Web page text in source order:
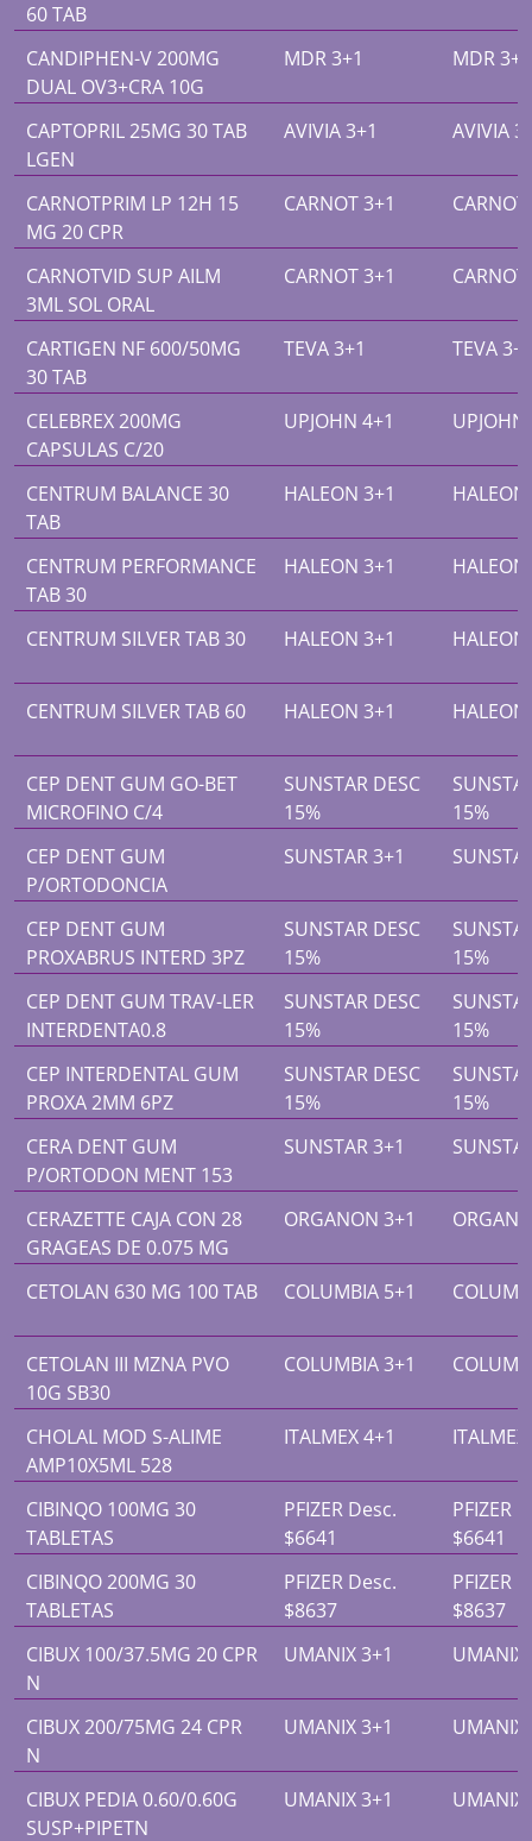
60 TAB
CANDIPHEN-V 200MG
DUAL OV3+CRA 10G
MDR 3+1 MDR 3+1
CAPTOPRIL 25MG 30 TAB
LGEN
AVIVIA 3+1 AVIVIA
CARNOTPRIM LP 12H 15
MG 20 CPR
CARNOT 3+1
CARNOTVID SUP AILM
3ML SOL ORAL
CARNOT 3+1
CARTIGEN NF 600/50MG
30 TAB
TEVA 3+1 TEVA
CELEBREX 200MG
CAPSULAS C/20
UPJOHN 4+1
CENTRUM BALANCE 30
TAB
HALEON 3+1
CENTRUM PERFORMANCE
TAB 30
HALEON 3+1
CENTRUM SILVER TAB 30 HALEON 3+1
CENTRUM SILVER TAB 60 HALEON 3+1
CEP DENT GUM GO-BET
MICROFINO C/4
SUNSTAR DESC
15%
15%
CEP DENT GUM
P/ORTODONCIA
SUNSTAR 3+1
CEP DENT GUM
PROXABRUS INTERD 3PZ
SUNSTAR DESC
15%
15%
CEP DENT GUM TRAV-LER
INTERDENTA0.8
SUNSTAR DESC
15%
15%
CEP INTERDENTAL GUM
PROXA 2MM 6PZ
SUNSTAR DESC
15%
15%
CERA DENT GUM
P/ORTODON MENT 153
SUNSTAR 3+1
CERAZETTE CAJA CON 28
GRAGEAS DE 0.075 MG
ORGANON 3+1
CETOLAN 630 MG 100 TAB COLUMBIA 5+1
CETOLAN III MZNA PVO
10G SB30
COLUMBIA 3+1
CHOLAL MOD S-ALIME
AMP10X5ML 528
ITALMEX 4+1
CIBINQO 100MG 30
TABLETAS
PFIZER Desc.
$6641
PFIZER
$6641
CIBINQO 200MG 30
TABLETAS
PFIZER Desc.
$8637
PFIZER
$8637
CIBUX 100/37.5MG 20 CPR
N
UMANIX 3+1 UMANIX
CIBUX 200/75MG 24 CPR
N
UMANIX 3+1 UMANIX
CIBUX PEDIA 0.60/0.60G
SUSP+PIPETN
UMANIX 3+1 UMANIX